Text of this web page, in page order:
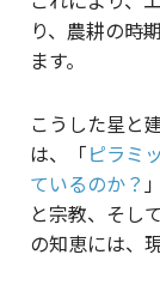
り、農耕の時
ます。
こうした星と
は、「ピラミ
ているのか？
と宗教、そし
の知恵には、